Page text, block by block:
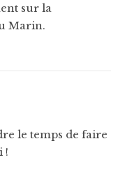
sur la
Marin.
le temps de faire
!